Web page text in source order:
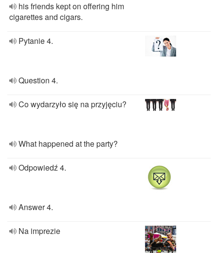
his friends kept on offering him
cigarettes and cigars.
Pytanie 4.
Question 4.
Co wydarzyło się na przyjęciu?
What happened at the party?
Odpowiedź 4.
Answer 4.
Na imprezie